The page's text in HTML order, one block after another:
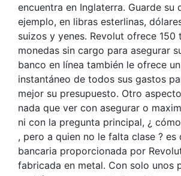
encuentra en Inglaterra. Guarde su
ejemplo, en libras esterlinas,
suizos y yenes. Revolut ofrece 150
monedas sin cargo para asegurar
banco en línea también le ofrece
instantáneo de todos sus gastos
mejor su presupuesto. Otro
nada que ver con asegurar o
ni con la pregunta principal, ¿
, pero a quien no le falta clase ? es
bancaria proporcionada por
fabricada en metal. Con solo unos